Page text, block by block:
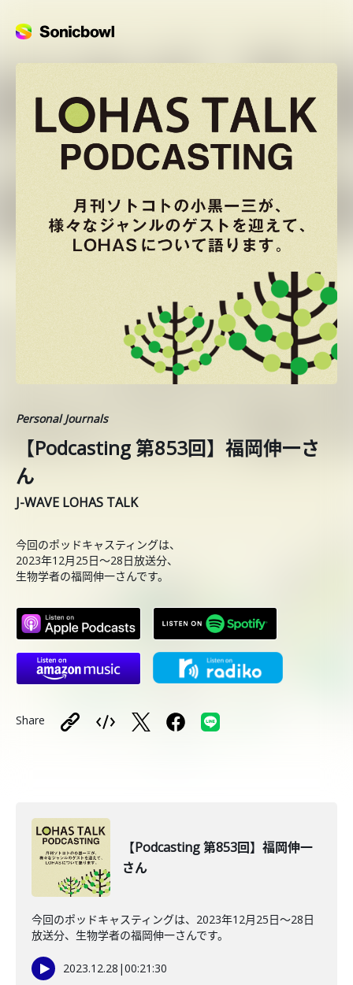
Personal Journals
【Podcasting 第853回】福岡伸一さ
ん
J-WAVE LOHAS TALK
今回のポッドキャスティングは、
2023年12月25日〜28日放送分、
生物学者の福岡伸一さんです。
Share
【Podcasting 第853回】福岡伸一
さん
今回のポッドキャスティングは、2023年12月25日〜28日
放送分、生物学者の福岡伸一さんです。
2023.12.28 |00:21:30